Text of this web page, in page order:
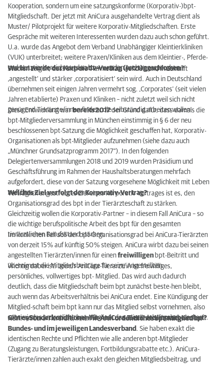
Kooperation, sondern um eine satzungskonforme (Korporativ-)bpt-
Mitgliedschaft. Der jetzt mit AniCura ausgehandelte Vertrag dient als
Muster/ Pilotprojekt für weitere Korporativ-Mitgliedschaften. Erste
Gespräche mit weiteren Interessenten wurden dazu auch schon geführt.
U.a. wurde das Angebot dem Verband Unabhängiger Kleintierkliniken
(VUK) unterbreitet; weitere Praxen/Kliniken aus dem Kleintier-, Pferde-
und Nutztierbereich wurden bzw. werden noch angesprochen.
Warum wurde der Korporativ-Vertrag (jetzt) geschlossen?
Studien zeigen, dass sich die Tiermedizin wandelt und in Zukunft
‚angestellt‘ und stärker ‚corporatisiert‘ sein wird. Auch in Deutschland
übernehmen seit einigen Jahren vermehrt sog. ‚Corporates‘ (seit vielen
Jahren etablierte) Praxen und Kliniken – nicht zuletzt weil sich nicht
genügend Tierärzte/innen finden, die selbständig arbeiten wollen.
Diese Entwicklung warbereits 2017der Grund dafür, dass damals die
bpt-Mitgliederversammlung in München einstimmig in § 6 der neu
beschlossenen bpt-Satzung die Möglichkeit geschaffen hat, Korporativ-
Organisationen als bpt-Mitglieder aufzunehmen (siehe dazu auch
„Münchner Grundsatzprogramm 2017“). In den folgenden
Delegiertenversammlungen 2018 und 2019 wurden Präsidium und
Geschäftsführung im Rahmen der Haushaltsberatungen mehrfach
aufgefordert, diese von der Satzung vorgesehene Möglichkeit mit Leben
zu füllen.
Welches Ziel verfolgt der Korporativ-Vertrag?
Vertraglich angestrebtes Ziel eines Korporativ-Vertrages ist es, den
Organisationsgrad des bpt in der Tierärzteschaft zu stärken.
Gleichzeitig wollen die Korporativ-Partner – in diesem Fall AniCura – so
die wichtige berufspolitische Arbeit des bpt für den gesamten
tierärztlichen Berufsstand stärken.
Im konkreten Fall soll der bpt-Organisationsgrad bei AniCura-Tierärzten
von derzeit 15 % auf künftig 50 % steigen. AniCura wirbt dazu bei seinen
angestellten Tierärzten/innen für einen freiwilligen bpt-Beitritt und
übernimmt die Mitgliedsbeiträge für seine Angestellten.
Wichtig dabei ist: Jede/r AniCura-Tierarzt/in ist freiwilliges,
persönliches, vollwertiges bpt- Mitglied. Das wird auch dadurch
deutlich, dass die Mitgliedschaft beim bpt zunächst beste-hen bleibt,
auch wenn das Arbeitsverhältnis bei AniCura endet. Eine Kündigung der
Mitglied-schaft beim bpt kann nur das Mitglied selbst vornehmen, also
so wie jedes ordentliche bpt-Mitglied, das seinen Arbeitgeber wechselt.
Gibt es Sonderkonditionen für AniCura-Tierärzte/innen beim bpt?
Nein! AniCura-Tierärzte/innen werdenordentliches bpt-Mitglied im
Bundes- und im jeweiligen Landesverband . Sie haben exakt die
identischen Rechte und Pflichten wie alle anderen bpt-Mitglieder
(Zugang zu Beratungsleistungen, Fortbildungsrabatte etc.). AniCura-
Tierärzte/innen zahlen auch exakt den gleichen Mitgliedsbeitrag, und